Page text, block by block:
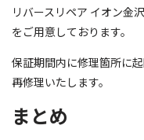
リバースリペア イオン金
をご用意しております。
保証期間内に修理箇所に
再修理いたします。
まとめ